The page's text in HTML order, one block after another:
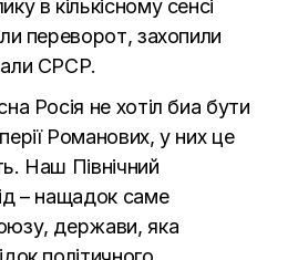
в кількісному сенсі
переворот, захопили
СРСР.
Росія не хотіл биа бути
Романових, у них це
Наш Північний
– нащадок саме
держави, яка